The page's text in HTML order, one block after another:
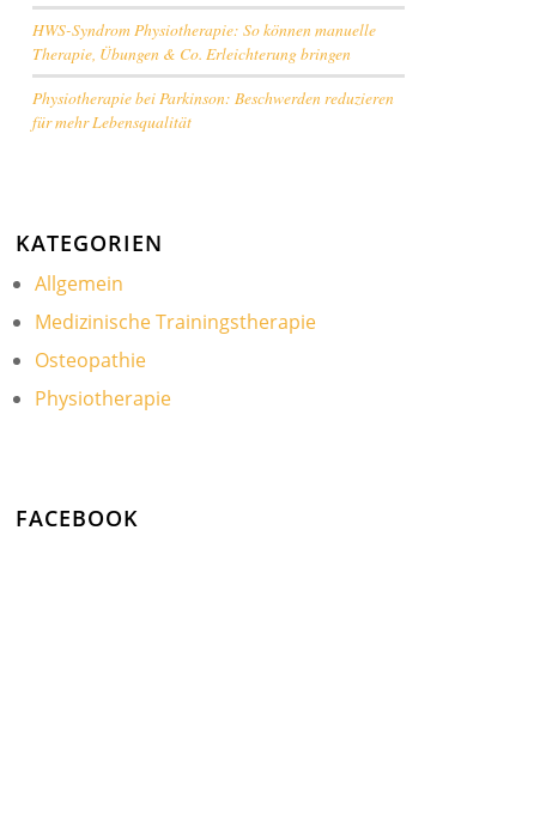
HWS-Syndrom Physiotherapie: So können manuelle
Therapie, Übungen & Co. Erleichterung bringen
Physiotherapie bei Parkinson: Beschwerden reduzieren
für mehr Lebensqualität
KATEGORIEN
Allgemein
Medizinische Trainingstherapie
Osteopathie
Physiotherapie
FACEBOOK